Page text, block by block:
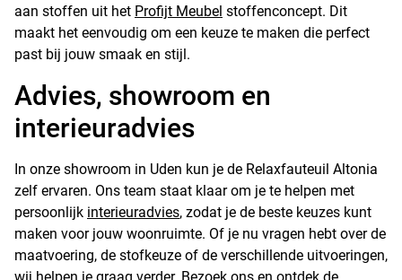
aan stoffen uit het Profijt Meubel stoffenconcept. Dit
maakt het eenvoudig om een keuze te maken die perfect
past bij jouw smaak en stijl.
Advies, showroom en
interieuradvies
In onze showroom in Uden kun je de Relaxfauteuil Altonia
zelf ervaren. Ons team staat klaar om je te helpen met
persoonlijk interieuradvies, zodat je de beste keuzes kunt
maken voor jouw woonruimte. Of je nu vragen hebt over de
maatvoering, de stofkeuze of de verschillende uitvoeringen,